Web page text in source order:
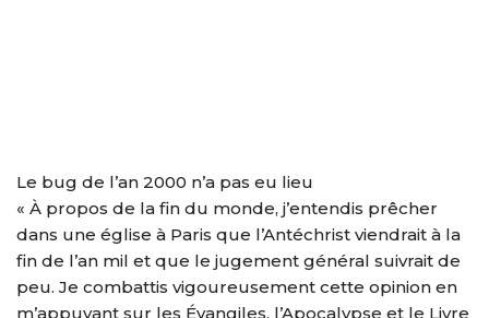
Le bug de l’an 2000 n’a pas eu lieu
« À propos de la fin du monde, j’entendis prêcher
dans une église à Paris que l’Antéchrist viendrait à la
fin de l’an mil et que le jugement général suivrait de
peu. Je combattis vigoureusement cette opinion en
m’appuyant sur les Évangiles, l’Apocalypse et le Livre